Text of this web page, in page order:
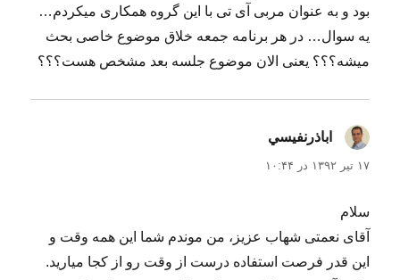
بود و به عنوان مربی آی تی با این گروه همکاری میکردم…
یه سوال… در هر برنامه جمعه خلاق موضوع خاصی بحث
میشه؟؟؟ یعنی الان موضوع جلسه بعد مشخص هست؟؟؟
اباذرنفيسي
۱۷ تیر ۱۳۹۲ در ۱۰:۴۴
سلام
آقای نعمتی شهاب عزیز، من موندم شما این همه وقت و
این قدر فرصت استفاده درست از وقت رو از کجا میارید.